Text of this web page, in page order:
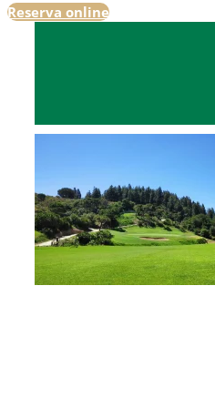
Reserva online